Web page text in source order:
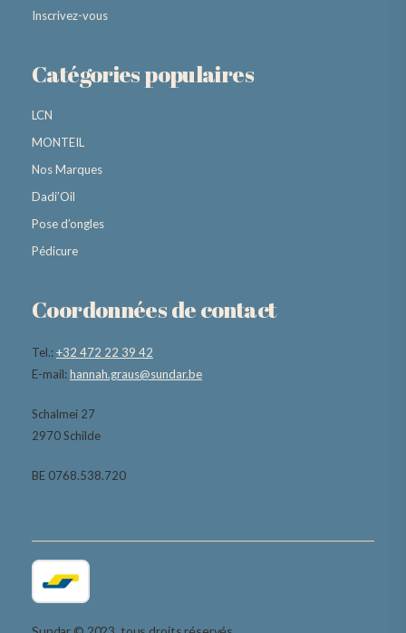
Inscrivez-vous
Catégories populaires
LCN
MONTEIL
Nos Marques
Dadi’Oil
Pose d’ongles
Pédicure
Coordonnées de contact
Tel.:+32 472 22 39 42
E-mail:hannah.graus@sundar.be
Schalmei 27
2970 Schilde
BE 0768.538.720